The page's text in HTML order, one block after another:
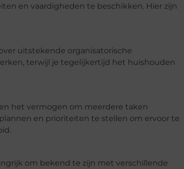
en vaardigheden te beschikken. Hier zijn
uitstekende organisatorische
terwijl je tegelijkertijd het huishouden
het vermogen om meerdere taken
en prioriteiten te stellen om ervoor te
om bekend te zijn met verschillende